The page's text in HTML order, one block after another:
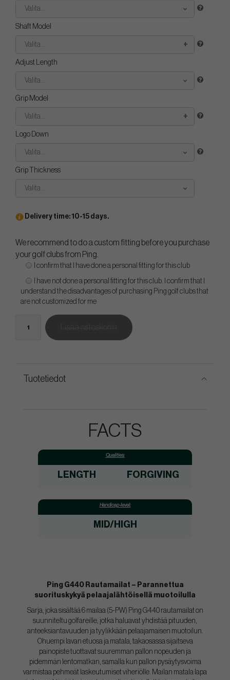
Valita...
Shaft Model
Valita...
Adjust Length
Valita...
Grip Model
Valita...
Logo Down
Valita...
Grip Thickness
Valita...
Delivery time: 10-15 days.
We recommend to do a custom fitting before you purchase
your golf clubs from Ping.
I confirm that I have done a personal fitting for this club
I have not done a personal fitting for this club. I confirm that I
understand the disadvantages of purchasing Ping golf clubs that
are not customized for me
Tuotetiedot
FACTS
Qualities:
LENGTH FORGIVING
Handicap-level:
MID/HIGH
Ping G440 Rautamailat – Parannettua
suorituskykyä pelaajalähtöisellä muotoilulla
Sarja, joka sisältää 6 mailaa (5-PW) Ping G440 rautamailat on
suunniteltu golfareille, jotka haluavat yhdistää pituuden,
anteeksiantavuuden ja tyylikkään pelaajamaisen muotoilun.
Ohuempi lavan etuosa ja matala, takaosassa sijaitseva
painopiste tuottavat suuremman pallon nopeuden ja
pidemmän lentomatkan, samalla kun pallon pysäytysvoima
varmistaa pehmeät laskeutumiset viheriölle. Mailan matala lapa